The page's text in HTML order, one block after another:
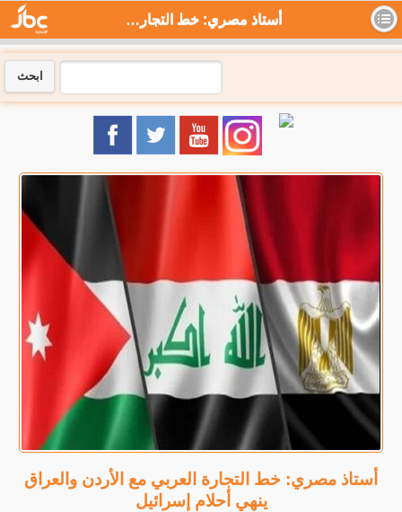
أستاذ مصري: خط التجارة العربي مع الأردن والعراق ينهي أحلام إسرائيل - جي بي سي نيوز
ابحث
أستاذ مصري: خط التجارة العربي مع الأردن والعراق
ينهي أحلام إسرائيل